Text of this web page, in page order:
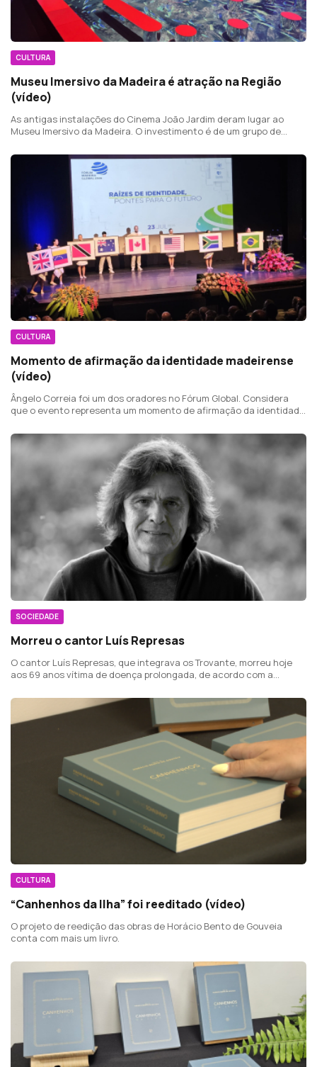
CULTURA
Museu Imersivo da Madeira é atração na Região
(vídeo)
As antigas instalações do Cinema João Jardim deram lugar ao
Museu Imersivo da Madeira. O investimento é de um grupo de
CULTURA
Momento de afirmação da identidade madeirense
(vídeo)
Ângelo Correia foi um dos oradores no Fórum Global. Considera
que o evento representa um momento de afirmação da identidade
SOCIEDADE
Morreu o cantor Luís Represas
O cantor Luís Represas, que integrava os Trovante, morreu hoje
aos 69 anos vítima de doença prolongada, de acordo com a
CULTURA
“Canhenhos da Ilha” foi reeditado (vídeo)
O projeto de reedição das obras de Horácio Bento de Gouveia
conta com mais um livro.